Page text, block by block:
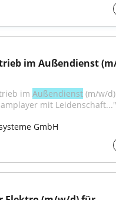
im Außendienst
im Außendienst (m/w/
mit Leidenschaft..."
GmbH